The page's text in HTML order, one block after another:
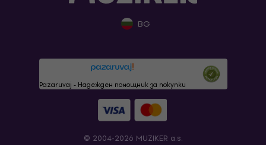
BG
Pazaruvaj - Надежден помощник за покупки
© 2004-2026 MUZIKER a.s.